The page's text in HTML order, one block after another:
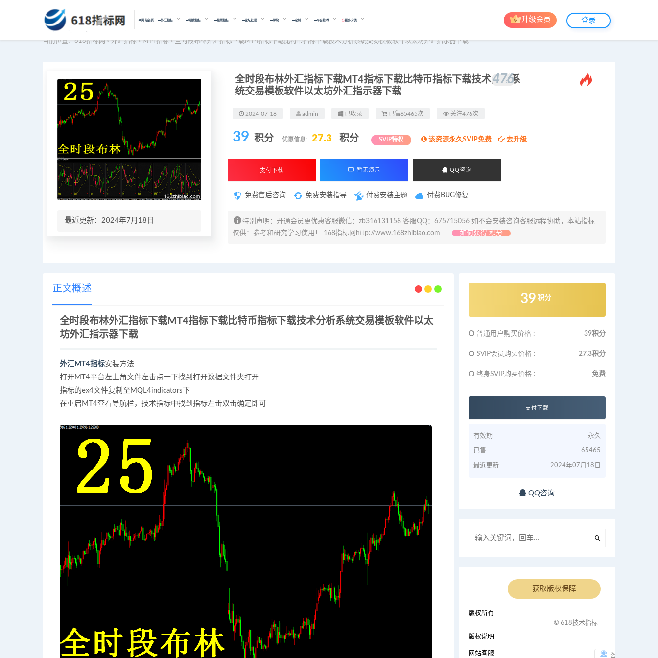
网站首页 外汇指标 期货指标 股票指标 论坛社区 学院 定制 平台推荐 更多分类 登录
升级会员
当前位置：618指标网 > 外汇指标 > MT4指标 >全时段布林外汇指标下载MT4指标下载比特币指标下载技术分析系统交易模板软件以太坊外汇指示器下载
最近更新：2024年7月18日
全时段布林外汇指标下载MT4指标下载比特币指标下载技术分析系
统交易模板软件以太坊外汇指示器下载
476
。
2024-07-18 admin 已收录 已售65465次 关注476次
39 积分 优惠信息: 27.3 积分 SVIP特权 该资源永久SVIP免费 去升级
支付下载 暂无演示 QQ咨询
免费售后咨询 免费安装指导 付费安装主题 付费BUG修复
特别声明：开通会员更优惠客服微信：zb316131158 客服QQ：675715056 如不会安装咨询客服远程协助，本站指标
仅供：参考和研究学习使用！ 168指标网http://www.168zhibiao.com
如何获得 积分
正文概述
全时段布林外汇指标下载MT4指标下载比特币指标下载技术分析系统交易模板软件以太
坊外汇指示器下载
外汇MT4指标安装方法
打开MT4平台左上角文件左击点一下找到打开数据文件夹打开
指标的ex4文件复制至MQL4indicators下
在重启MT4查看导航栏，技术指标中找到指标左击双击确定即可
39 积分
普通用户购买价格 : 39积分
SVIP会员购买价格 : 27.3积分
终身SVIP购买价格 : 免费
支付下载
有效期 永久
已售 65465
最近更新 2024年07月18日
QQ咨询
获取版权保障
版权所有
© 618技术指标
版权说明
网站客服 咨询客服